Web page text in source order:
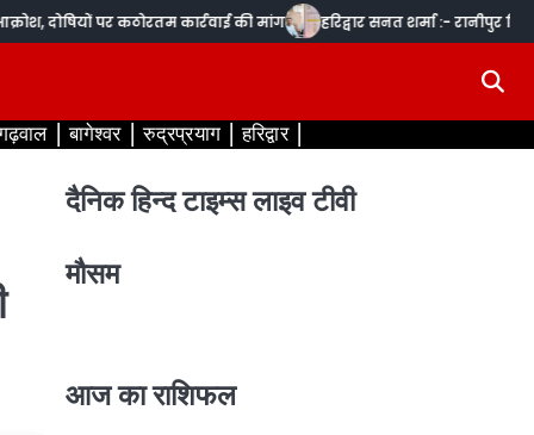
पर कठोरतम कार्रवाई की मांग हरिद्वार सनत शर्मा :- रानीपुर
बागेश्वर रुद्रप्रयाग हरिद्वार
दैनिक हिन्द टाइम्स लाइव टीवी
मौसम
आज का राशिफल